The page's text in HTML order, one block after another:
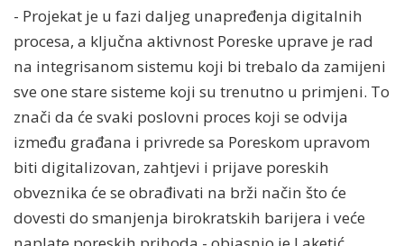
- Projekat je u fazi daljeg unapređenja digitalnih
procesa, a ključna aktivnost Poreske uprave je rad
na integrisanom sistemu koji bi trebalo da zamijeni
sve one stare sisteme koji su trenutno u primjeni. To
znači da će svaki poslovni proces koji se odvija
između građana i privrede sa Poreskom upravom
biti digitalizovan, zahtjevi i prijave poreskih
obveznika će se obrađivati na brži način što će
dovesti do smanjenja birokratskih barijera i veće